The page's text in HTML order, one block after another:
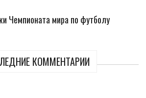
Чемпионата мира по футболу
КОММЕНТАРИИ